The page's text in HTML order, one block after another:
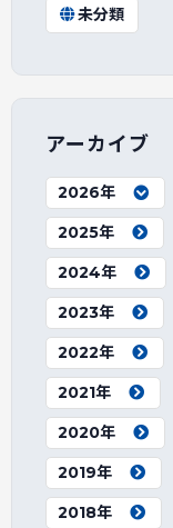
未分類
アーカイブ
2026年
2025年
2024年
2023年
2022年
2021年
2020年
2019年
2018年